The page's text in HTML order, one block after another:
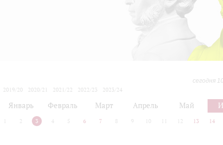
сегодня
2019/20
2020/21 2021/22 2022/23
2023/24
Январь Февраль Март Апрель Май
2 3 4 5 6 7 8 9 10 12 13 14